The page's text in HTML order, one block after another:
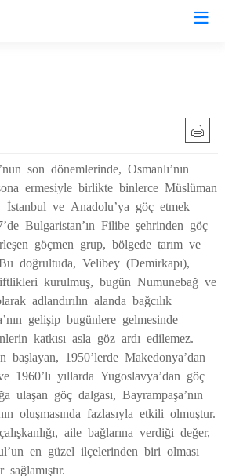
Ümraniye
Üsküdar
Zeytinburnu
Arnavutköy
Ataşehir
Başakşehir
Beylikdüzü
Çekmeköy
Esenyurt
Sancaktepe
Sultangazi
son dönemlerinde, Osmanlı’nın
ermesiyle birlikte binlerce Müslüman
İstanbul ve Anadolu’ya göç etmek
Bulgaristan’ın Filibe şehrinden göç
göçmen grup, bölgede tarım ve
Bu doğrultuda, Velibey (Demirkapı),
kurulmuş, bugün Numunebağ ve
adlandırılın alanda bağcılık
gelişip bugünlere gelmesinde
katkısı asla göz ardı edilemez.
başlayan, 1950’lerde Makedonya’dan
1960’lı yıllarda Yugoslavya’dan göç
ulaşan göç dalgası, Bayrampaşa’nın
oluşmasında fazlasıyla etkili olmuştur.
aile bağlarına verdiği değer,
en güzel ilçelerinden biri olması